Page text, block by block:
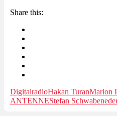
Share this:
DigitalradioHakan TuranMarion
ANTENNEStefan